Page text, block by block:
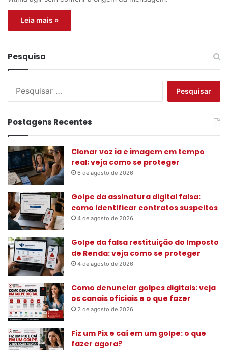
Leia mais »
Pesquisa
s
a
o
r
Postagens Recentes
Clonar voz ia e imagem em tempo
real; veja como se proteger
6 de agosto de 2026
Golpe da assinatura digital falsa:
como identificar contratos suspeitos
4 de agosto de 2026
Golpe da falsa restituição do Imposto
de Renda: veja como se proteger
4 de agosto de 2026
Como denunciar golpes digitais: veja
os canais oficiais e o que fazer
2 de agosto de 2026
Fiz um Pix e caí em um golpe: o que
fazer agora?